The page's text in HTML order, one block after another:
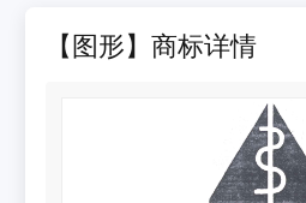
【图形】商标详情